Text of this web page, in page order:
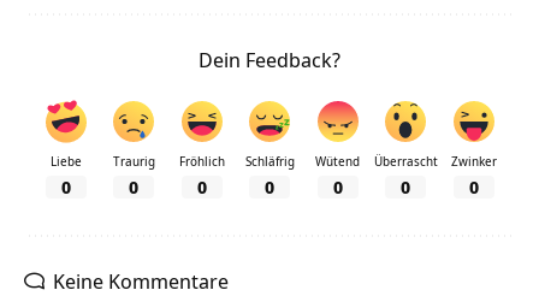
Dein Feedback?
Liebe
0
Traurig
0
Fröhlich
0
Schläfrig
0
Wütend
0
Überrascht
0
Zwinker
0
Keine Kommentare